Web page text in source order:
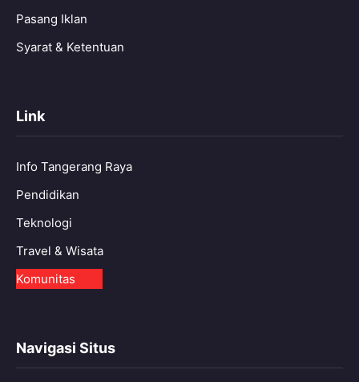
Pasang Iklan
Syarat & Ketentuan
Link
Info Tangerang Raya
Pendidikan
Teknologi
Travel & Wisata
Komunitas
Navigasi Situs